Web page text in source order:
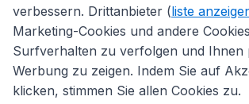
verbessern. Drittanbieter (liste
Marketing-Cookies und andere
Surfverhalten zu verfolgen und Ihnen
Werbung zu zeigen. Indem Sie auf
klicken, stimmen Sie allen Cookies zu.